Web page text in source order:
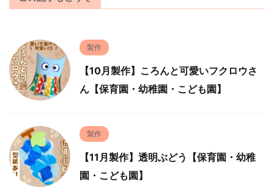
製作
【10月製作】ころんと可愛いフクロウさ
ん【保育園・幼稚園・こども園】
製作
【11月製作】透明ぶどう【保育園・幼稚
園・こども園】